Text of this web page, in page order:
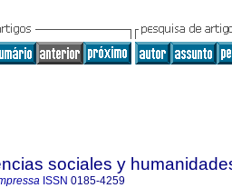
sociales y
ISSN 0185-4259